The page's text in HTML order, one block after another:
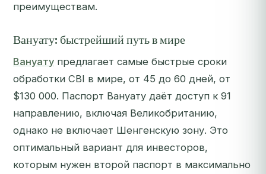
преимуществам.
Вануату: быстрейший путь в мире
Вануату предлагает самые быстрые сроки
обработки CBI в мире, от 45 до 60 дней, от
$130 000. Паспорт Вануату даёт доступ к 91
направлению, включая Великобританию,
однако не включает Шенгенскую зону. Это
оптимальный вариант для инвесторов,
которым нужен второй паспорт в максимально